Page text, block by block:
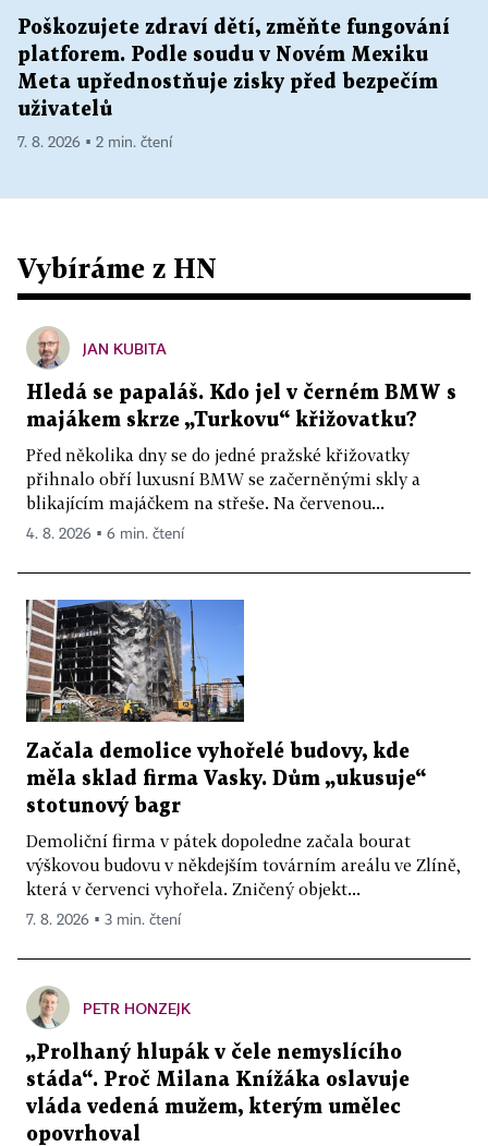
Poškozujete zdraví dětí, změňte fungování
platforem. Podle soudu v Novém Mexiku
Meta upřednostňuje zisky před bezpečím
uživatelů
7. 8. 2026 ▪ 2 min. čtení
Vybíráme z HN
JAN KUBITA
Hledá se papaláš. Kdo jel v černém BMW s
majákem skrze „Turkovu“ křižovatku?
Před několika dny se do jedné pražské křižovatky
přihnalo obří luxusní BMW se začerněnými skly a
blikajícím majáčkem na střeše. Na červenou...
4. 8. 2026 ▪ 6 min. čtení
Začala demolice vyhořelé budovy, kde
měla sklad firma Vasky. Dům „ukusuje“
stotunový bagr
Demoliční firma v pátek dopoledne začala bourat
výškovou budovu v někdejším továrním areálu ve Zlíně,
která v červenci vyhořela. Zničený objekt...
7. 8. 2026 ▪ 3 min. čtení
PETR HONZEJK
„Prolhaný hlupák v čele nemyslícího
stáda“. Proč Milana Knížáka oslavuje
vláda vedená mužem, kterým umělec
opovrhoval